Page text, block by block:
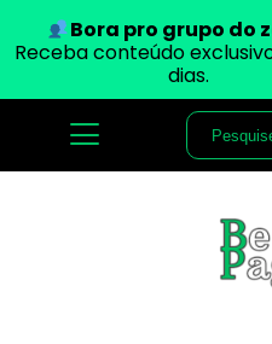
Bora pro grupo do
Receba conteúdo
dias.